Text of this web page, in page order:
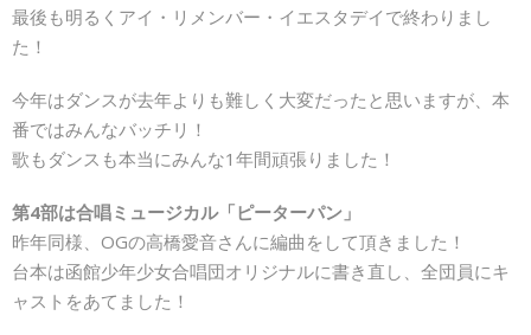
最後も明るくアイ・リメンバー・イエスタデイで終わりまし
た！
今年はダンスが去年よりも難しく大変だったと思いますが、本
番ではみんなバッチリ！
歌もダンスも本当にみんな1年間頑張りました！
第4部は合唱ミュージカル「ピーターパン」
昨年同様、OGの高橋愛音さんに編曲をして頂きました！
台本は函館少年少女合唱団オリジナルに書き直し、全団員にキ
ャストをあてました！